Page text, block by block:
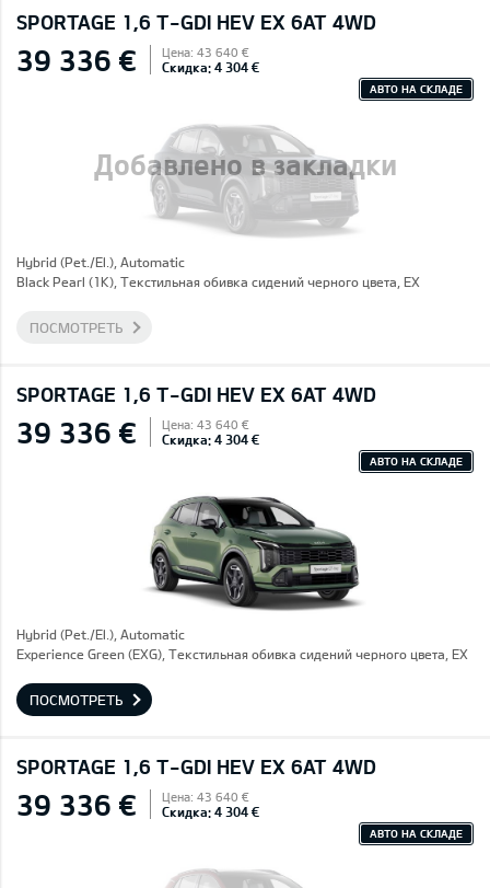
SPORTAGE 1,6 T-GDI HEV EX 6AT 4WD
Добавлено в закладки
39 336 € Цена: 43 640 €
Скидка: 4 304 €
АВТО НА СКЛАДЕ
Hybrid (Pet./El.), Automatic
Black Pearl (1K), Текстильная обивка сидений черного цвета, EX
ПОСМОТРЕТЬ
SPORTAGE 1,6 T-GDI HEV EX 6AT 4WD
39 336 € Цена: 43 640 €
Скидка: 4 304 €
АВТО НА СКЛАДЕ
Hybrid (Pet./El.), Automatic
Experience Green (EXG), Текстильная обивка сидений черного цвета, EX
ПОСМОТРЕТЬ
SPORTAGE 1,6 T-GDI HEV EX 6AT 4WD
39 336 € Цена: 43 640 €
Скидка: 4 304 €
АВТО НА СКЛАДЕ